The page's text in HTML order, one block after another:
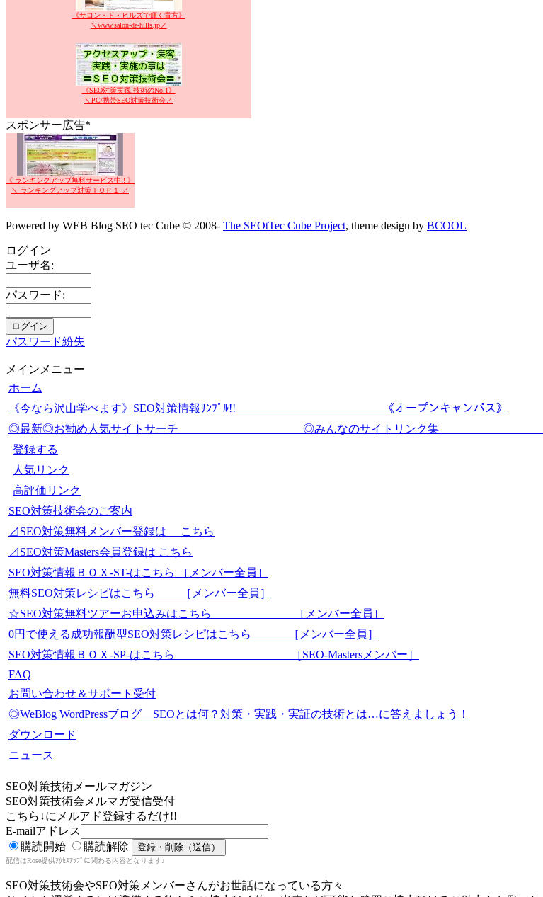
《サロン・ド・ヒルズで輝く貴方》
＼www.salon-de-hills.jp／
《SEO対策実践.技術のNo.1》
＼PC/携帯SEO対策技術会／
スポンサー広告*
《 ランキングアップ無料サービス中!! 》
＼ ランキングアップ対策ＴＯＰ１ ／
Powered by WEB Blog SEO tec Cube © 2008- The SEOtTec Cube Project, theme design by BCOOL
ログイン
ユーザ名:
パスワード:
パスワード紛失
メインメニュー
ホーム
《今なら沢山学べます》SEO対策情報ｻﾝﾌﾟﾙ!! 《オープンキャンパス》
◎最新◎お勧め人気サイトサーチ ◎みんなのサイトリンク集
登録する
人気リンク
高評価リンク
SEO対策技術会のご案内
⊿SEO対策無料メンバー登録は こちら
⊿SEO対策Masters会員登録は こちら
SEO対策情報ＢＯＸ-ST-はこちら ［メンバー全員］
無料SEO対策レシピはこちら ［メンバー全員］
☆SEO対策無料ツアーお申込みはこちら ［メンバー全員］
0円で使える成功報酬型SEO対策レシピはこちら ［メンバー全員］
SEO対策情報ＢＯＸ-SP-はこちら ［SEO-Mastersメンバー］
FAQ
お問い合わせ＆サポート受付
◎WeBlog WordPressブログ SEOとは何？対策・実践・実証の技術とは…に答えましょう！
ダウンロード
ニュース
SEO対策技術メールマガジン
SEO対策技術会メルマガ受信受付
こちら↓にメルアド登録するだけ!!
E-mailアドレス
購読開始
購読解除
配信はRose提供ｱｸｾｽｱｯﾌﾟに関わる内容となります♪
SEO対策技術会やSEO対策メンバーさんがお世話になっている方々